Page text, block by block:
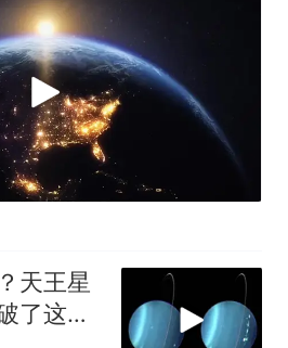
天王星
了这条